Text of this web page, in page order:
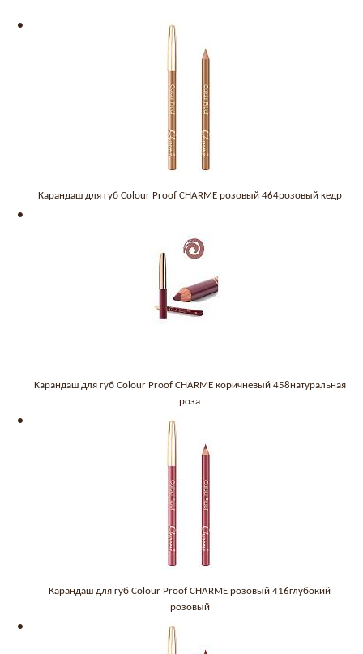
Карандаш для губ Colour Proof CHARME розовый 464розовый кедр
Карандаш для губ Colour Proof CHARME коричневый 458натуральная
роза
Карандаш для губ Colour Proof CHARME розовый 416глубокий
розовый